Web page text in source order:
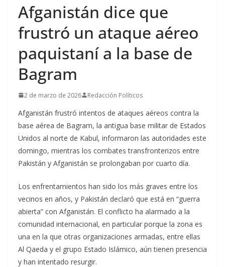
Afganistán dice que
frustró un ataque aéreo
paquistaní a la base de
Bagram
2 de marzo de 2026 Redacción Políticos
Afganistán frustró intentos de ataques aéreos contra la
base aérea de Bagram, la antigua base militar de Estados
Unidos al norte de Kabul, informaron las autoridades este
domingo, mientras los combates transfronterizos entre
Pakistán y Afganistán se prolongaban por cuarto día.
Los enfrentamientos han sido los más graves entre los
vecinos en años, y Pakistán declaró que está en “guerra
abierta” con Afganistán. El conflicto ha alarmado a la
comunidad internacional, en particular porque la zona es
una en la que otras organizaciones armadas, entre ellas
Al Qaeda y el grupo Estado Islámico, aún tienen presencia
y han intentado resurgir.